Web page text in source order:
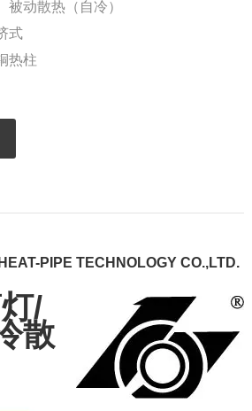
被动散热（自冷）
式
热柱
PIPE TECHNOLOGY CO.,LTD.
/
散